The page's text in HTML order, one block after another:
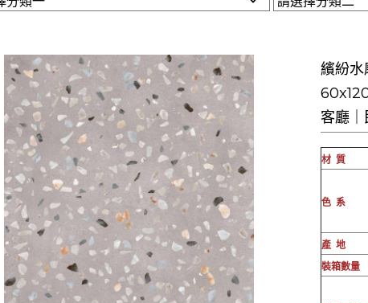
原Line已滿 無法加Line好友 請親
繽紛
客廳
材 質
色 系
產 地
裝箱數量